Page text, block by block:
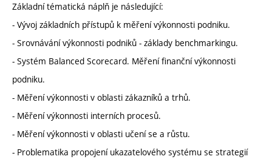
Základní tématická náplň je následující:
- Vývoj základních přístupů k měření výkonnosti podniku.
- Srovnávání výkonnosti podniků - základy benchmarkingu.
- Systém Balanced Scorecard. Měření finanční výkonnosti
podniku.
- Měření výkonnosti v oblasti zákazníků a trhů.
- Měření výkonnosti interních procesů.
- Měření výkonnosti v oblasti učení se a růstu.
- Problematika propojení ukazatelového systému se strategií